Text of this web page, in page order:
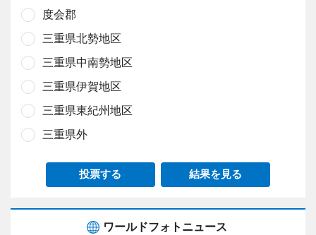
度会郡
三重県北勢地区
三重県中南勢地区
三重県伊賀地区
三重県東紀州地区
三重県外
投票する 結果を見る
ワールドフォトニュース